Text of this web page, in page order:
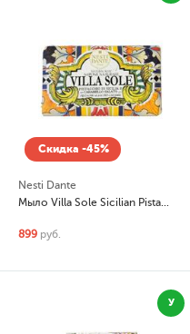
Скидка -45%
Nesti Dante
Мыло Villa Sole Sicilian Pistachio & Salted Caramel (Сицилийская фисташка и солёная карамель)
899 руб.
У